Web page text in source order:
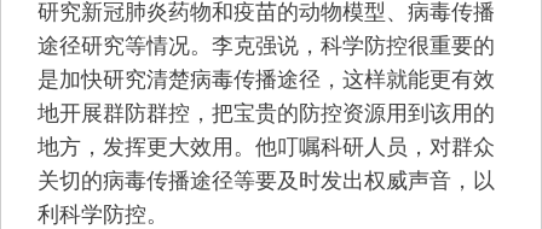
研究新冠肺炎药物和疫苗的动物模型、病毒传播
途径研究等情况。李克强说，科学防控很重要的
是加快研究清楚病毒传播途径，这样就能更有效
地开展群防群控，把宝贵的防控资源用到该用的
地方，发挥更大效用。他叮嘱科研人员，对群众
关切的病毒传播途径等要及时发出权威声音，以
利科学防控。